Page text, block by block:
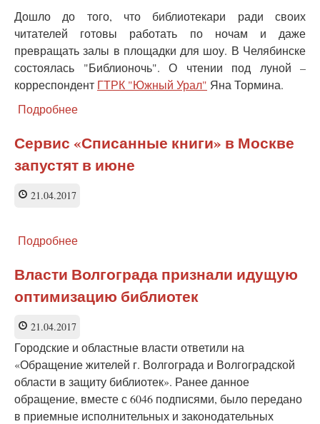
дошла
до
жизни
такой?
Дошло до того, что библиотекари ради своих
читателей готовы работать по ночам и даже
превращать залы в площадки для шоу. В Челябинске
состоялась "Библионочь". О чтении под луной –
корреспондент ГТРК "Южный Урал" Яна Тормина.
Подробнее
превратили
в
шоу
Сервис «Списанные книги» в Москве
запустят в июне
21.04.2017
Подробнее
«Списанные
книги»
в
июне
Власти Волгограда признали идущую
оптимизацию библиотек
21.04.2017
Городские и областные власти ответили на
«Обращение жителей г. Волгограда и Волгоградской
области в защиту библиотек». Ранее данное
обращение, вместе с 6046 подписями, было передано
в приемные исполнительных и законодательных